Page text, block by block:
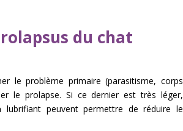
du chat
le problème primaire (parasitisme, corps
le prolapse. Si ce dernier est très léger,
lubrifiant peuvent permettre de réduire le